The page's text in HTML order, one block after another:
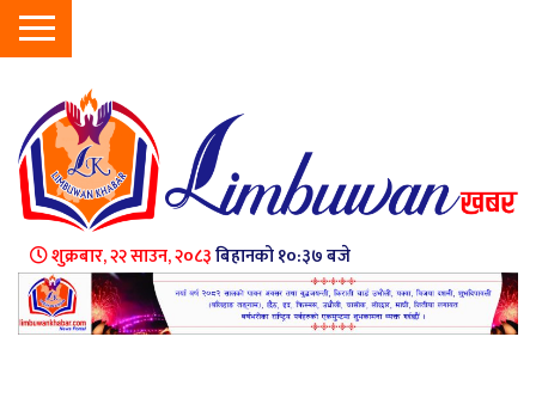
शुक्रबार, २२ साउन, २०८३बिहानको १०:३७ बजे